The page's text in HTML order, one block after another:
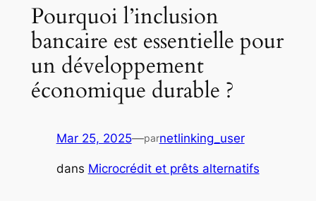
Pourquoi l’inclusion
bancaire est essentielle pour
un développement
économique durable ?
Mar 25, 2025—parnetlinking_user
dans Microcrédit et prêts alternatifs